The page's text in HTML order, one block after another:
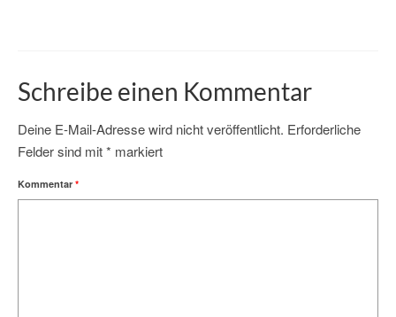
Schreibe einen Kommentar
Deine E-Mail-Adresse wird nicht veröffentlicht. Erforderliche
Felder sind mit* markiert
Kommentar *